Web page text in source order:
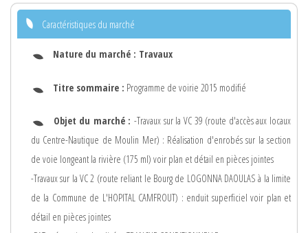
Caractéristiques du marché
Nature du marché : Travaux
Titre sommaire : Programme de voirie 2015 modifié
Objet du marché :-Travaux sur la VC 39 (route d'accès aux locaux
du Centre-Nautique de Moulin Mer) : Réalisation d'enrobés sur la section
de voie longeant la rivière (175 ml) voir plan et détail en pièces jointes
-Travaux sur la VC 2 (route reliant le Bourg de LOGONNA DAOULAS à la limite
de la Commune de L'HOPITAL CAMFROUT) : enduit superficiel voir plan et
détail en pièces jointes